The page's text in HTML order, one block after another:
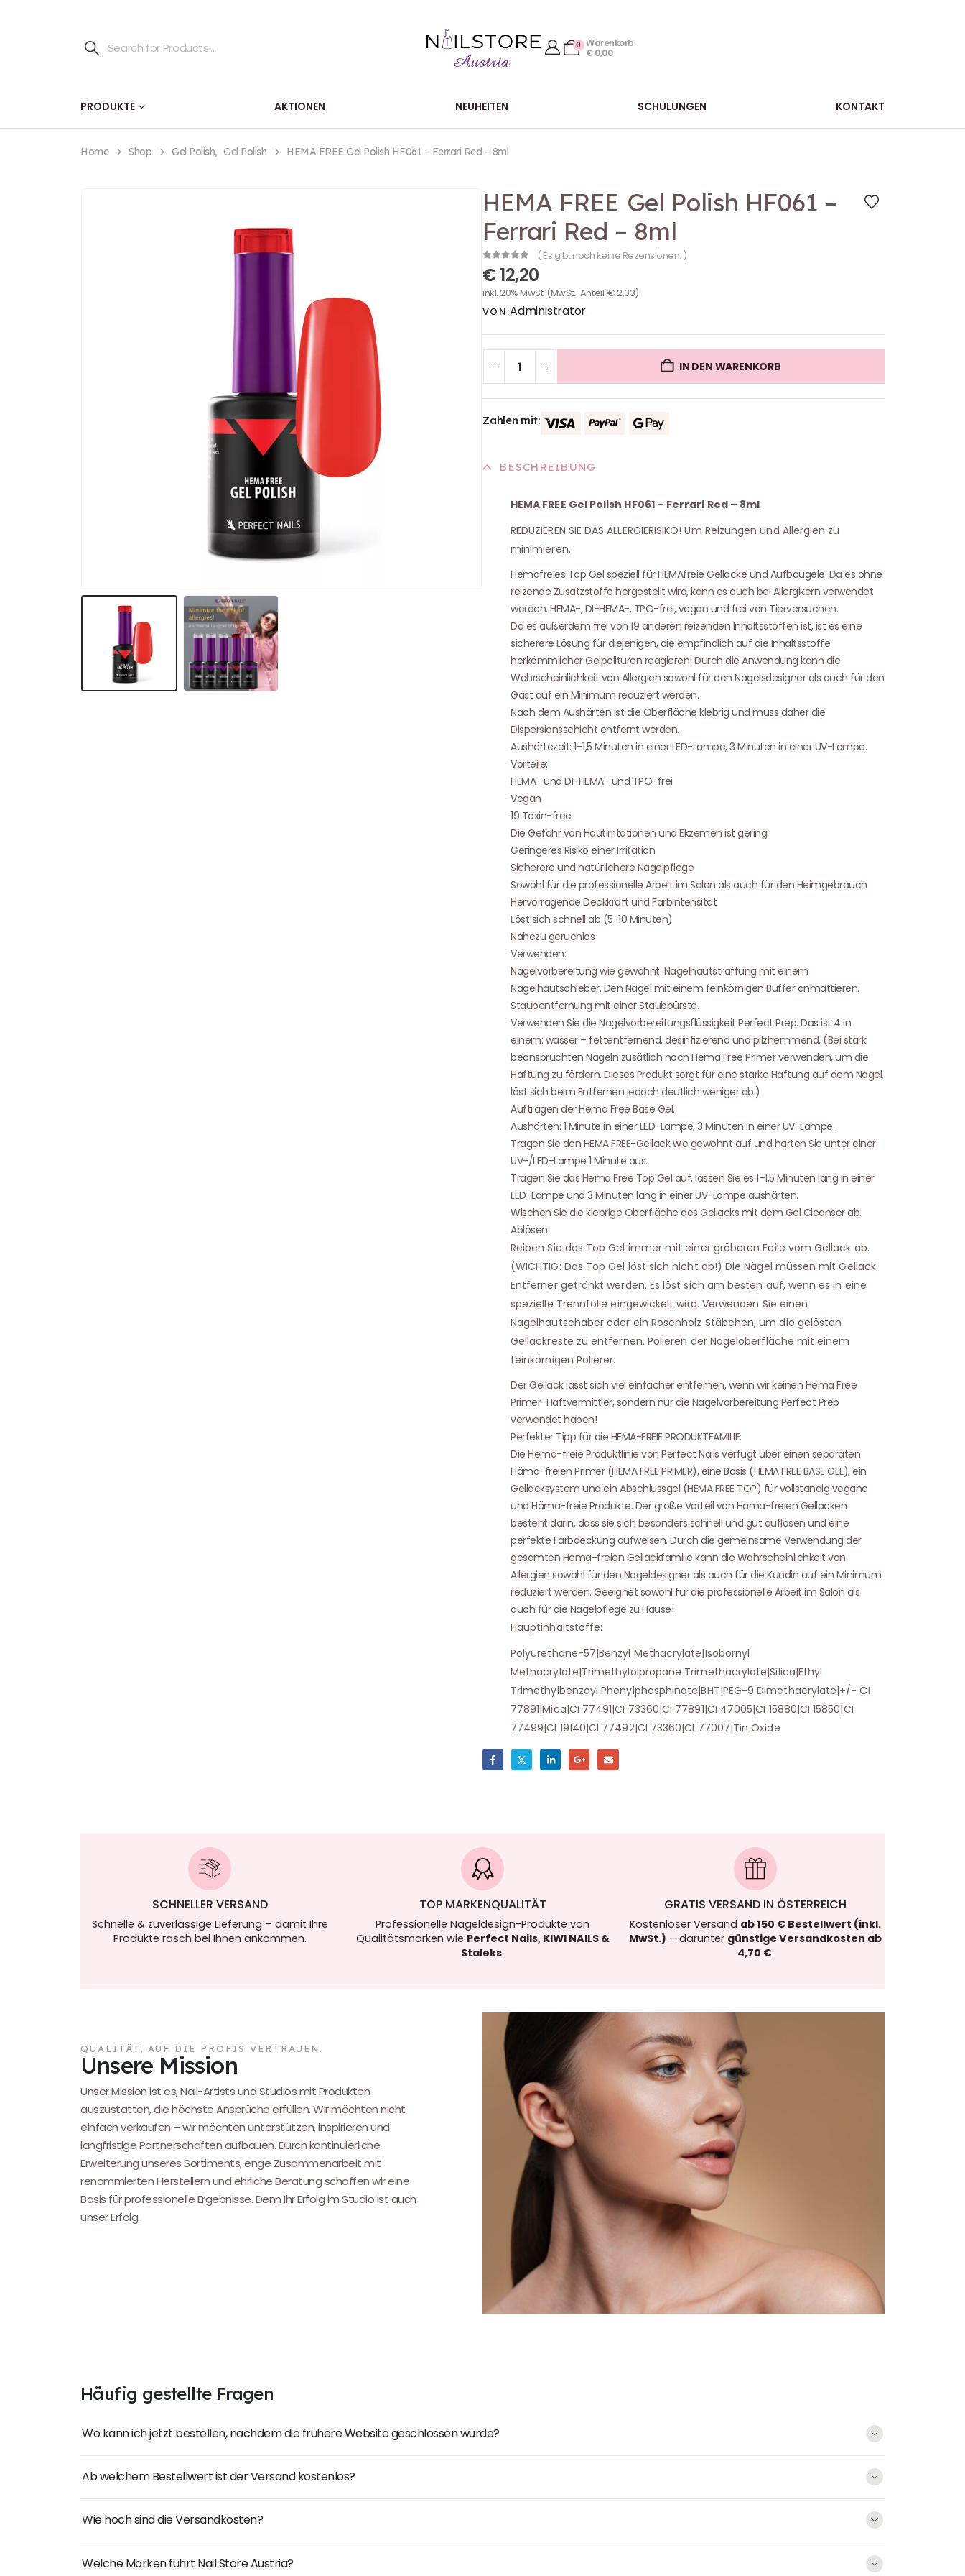
0 Warenkorb
€0,00
PRODUKTE AKTIONEN NEUHEITEN SCHULUNGEN KONTAKT
Home Shop Gel Polish, Gel Polish HEMA FREE Gel Polish HF061 – Ferrari Red – 8ml
HEMA FREE Gel Polish HF061 –
Ferrari Red – 8ml
out of 5
( Es gibt noch keine Rezensionen. )
€12,20
inkl. 20% MwSt. (MwSt.-Anteil:€2,03)
VON:Administrator
IN DEN WARENKORB
Zahlen mit:
BESCHREIBUNG
HEMA FREE Gel Polish HF061 – Ferrari Red – 8ml
REDUZIEREN SIE DAS ALLERGIERISIKO! Um Reizungen und Allergien zu
minimieren.
Hemafreies Top Gel speziell für HEMAfreie Gellacke und Aufbaugele. Da es ohne
reizende Zusatzstoffe hergestellt wird, kann es auch bei Allergikern verwendet
werden. HEMA-, DI-HEMA-, TPO-frei, vegan und frei von Tierversuchen.
Da es außerdem frei von 19 anderen reizenden Inhaltsstoffen ist, ist es eine
sicherere Lösung für diejenigen, die empfindlich auf die Inhaltsstoffe
herkömmlicher Gelpolituren reagieren! Durch die Anwendung kann die
Wahrscheinlichkeit von Allergien sowohl für den Nagelsdesigner als auch für den
Gast auf ein Minimum reduziert werden.
Nach dem Aushärten ist die Oberfläche klebrig und muss daher die
Dispersionsschicht entfernt werden.
Aushärtezeit: 1–1,5 Minuten in einer LED-Lampe, 3 Minuten in einer UV-Lampe.
Vorteile:
HEMA- und DI-HEMA- und TPO-frei
Vegan
19 Toxin-free
Die Gefahr von Hautirritationen und Ekzemen ist gering
Geringeres Risiko einer Irritation
Sicherere und natürlichere Nagelpflege
Sowohl für die professionelle Arbeit im Salon als auch für den Heimgebrauch
Hervorragende Deckkraft und Farbintensität
Löst sich schnell ab (5-10 Minuten)
Nahezu geruchlos
Verwenden:
Nagelvorbereitung wie gewohnt. Nagelhautstraffung mit einem
Nagelhautschieber. Den Nagel mit einem feinkörnigen Buffer anmattieren.
Staubentfernung mit einer Staubbürste.
Verwenden Sie die Nagelvorbereitungsflüssigkeit Perfect Prep. Das ist 4 in
einem: wasser – fettentfernend, desinfizierend und pilzhemmend. (Bei stark
beanspruchten Nägeln zusätlich noch Hema Free Primer verwenden, um die
Haftung zu fördern. Dieses Produkt sorgt für eine starke Haftung auf dem Nagel,
löst sich beim Entfernen jedoch deutlich weniger ab.)
Auftragen der Hema Free Base Gel.
Aushärten: 1 Minute in einer LED-Lampe, 3 Minuten in einer UV-Lampe.
Tragen Sie den HEMA FREE-Gellack wie gewohnt auf und härten Sie unter einer
UV-/LED-Lampe 1 Minute aus.
Tragen Sie das Hema Free Top Gel auf, lassen Sie es 1–1,5 Minuten lang in einer
LED-Lampe und 3 Minuten lang in einer UV-Lampe aushärten.
Wischen Sie die klebrige Oberfläche des Gellacks mit dem Gel Cleanser ab.
Ablösen:
Reiben Sie das Top Gel immer mit einer gröberen Feile vom Gellack ab.
(WICHTIG: Das Top Gel löst sich nicht ab!) Die Nägel müssen mit Gellack
Entferner getränkt werden. Es löst sich am besten auf, wenn es in eine
spezielle Trennfolie eingewickelt wird. Verwenden Sie einen
Nagelhautschaber oder ein Rosenholz Stäbchen, um die gelösten
Gellackreste zu entfernen. Polieren der Nageloberfläche mit einem
feinkörnigen Polierer.
Der Gellack lässt sich viel einfacher entfernen, wenn wir keinen Hema Free
Primer-Haftvermittler, sondern nur die Nagelvorbereitung Perfect Prep
verwendet haben!
Perfekter Tipp für die HEMA-FREIE PRODUKTFAMILIE:
Die Hema-freie Produktlinie von Perfect Nails verfügt über einen separaten
Häma-freien Primer (HEMA FREE PRIMER), eine Basis (HEMA FREE BASE GEL), ein
Gellacksystem und ein Abschlussgel (HEMA FREE TOP) für vollständig vegane
und Häma-freie Produkte. Der große Vorteil von Häma-freien Gellacken
besteht darin, dass sie sich besonders schnell und gut auflösen und eine
perfekte Farbdeckung aufweisen. Durch die gemeinsame Verwendung der
gesamten Hema-freien Gellackfamilie kann die Wahrscheinlichkeit von
Allergien sowohl für den Nageldesigner als auch für die Kundin auf ein Minimum
reduziert werden. Geeignet sowohl für die professionelle Arbeit im Salon als
auch für die Nagelpflege zu Hause!
Hauptinhaltstoffe:
Polyurethane-57|Benzyl Methacrylate|Isobornyl
Methacrylate|Trimethylolpropane Trimethacrylate|Silica|Ethyl
Trimethylbenzoyl Phenylphosphinate|BHT|PEG-9 Dimethacrylate|+/- CI
77891|Mica|CI 77491|CI 73360|CI 77891|CI 47005|CI 15880|CI 15850|CI
77499|CI 19140|CI 77492|CI 73360|CI 77007|Tin Oxide
SCHNELLER VERSAND
Schnelle & zuverlässige Lieferung – damit Ihre
Produkte rasch bei Ihnen ankommen.
TOP MARKENQUALITÄT
Professionelle Nageldesign-Produkte von
Qualitätsmarken wie Perfect Nails, KIWI NAILS &
Staleks.
GRATIS VERSAND IN ÖSTERREICH
Kostenloser Versand ab 150 € Bestellwert (inkl.
MwSt.) – darunter günstige Versandkosten ab
4,70 €.
QUALITÄT, AUF DIE PROFIS VERTRAUEN.
Unsere Mission
Unser Mission ist es, Nail-Artists und Studios mit Produkten
auszustatten, die höchste Ansprüche erfüllen. Wir möchten nicht
einfach verkaufen – wir möchten unterstützen, inspirieren und
langfristige Partnerschaften aufbauen. Durch kontinuierliche
Erweiterung unseres Sortiments, enge Zusammenarbeit mit
renommierten Herstellern und ehrliche Beratung schaffen wir eine
Basis für professionelle Ergebnisse. Denn Ihr Erfolg im Studio ist auch
unser Erfolg.
Häufig gestellte Fragen
Wo kann ich jetzt bestellen, nachdem die frühere Website geschlossen wurde?
Ab welchem Bestellwert ist der Versand kostenlos?
Wie hoch sind die Versandkosten?
Welche Marken führt Nail Store Austria?